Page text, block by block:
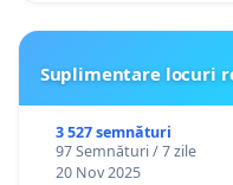
Suplimentare locuri
3 527 semnături
97 Semnături / 7 zile
20 Nov 2025